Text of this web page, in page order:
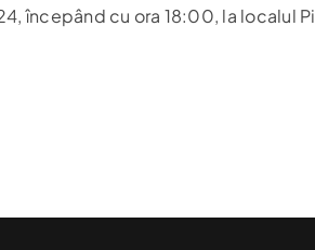
începând cu ora 18:00, la localul